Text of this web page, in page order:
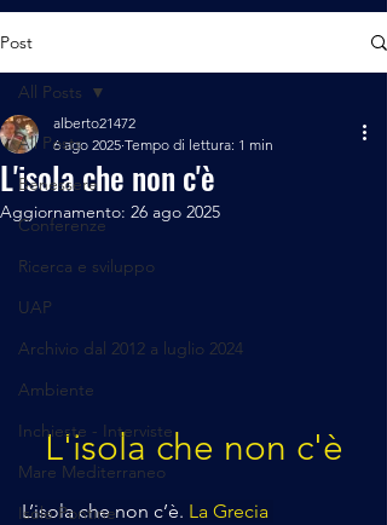
Post
All Posts
Benessere
Conferenze
Ricerca e sviluppo
UAP
Archivio dal 2012 a luglio 2024
Ambiente
Inchieste - Interviste
Mare Mediterraneo
Isole Pontine
All Posts
L'isola che non c'è
alberto21472
6 ago 2025 Tempo di lettura: 1 min
Aggiornamento: 26 ago 2025
L'isola che non c'è
L’isola che non c’è. La Grecia